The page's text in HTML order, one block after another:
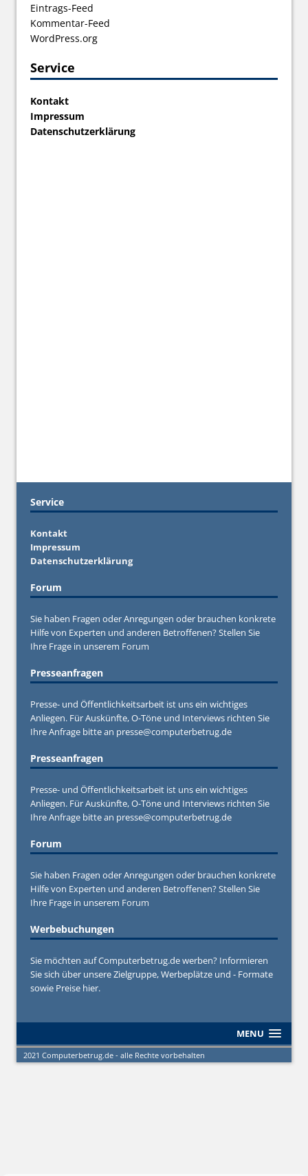
Eintrags-Feed
Kommentar-Feed
WordPress.org
Service
Kontakt
Impressum
Datenschutzerklärung
Service
Kontakt
Impressum
Datenschutzerklärung
Forum
Sie haben Fragen oder Anregungen oder brauchen konkrete
Hilfe von Experten und anderen Betroffenen? Stellen Sie
Ihre Frage in unserem Forum
Presseanfragen
Presse- und Öffentlichkeitsarbeit ist uns ein wichtiges
Anliegen. Für Auskünfte, O-Töne und Interviews richten Sie
Ihre Anfrage bitte an presse@computerbetrug.de
Presseanfragen
Presse- und Öffentlichkeitsarbeit ist uns ein wichtiges
Anliegen. Für Auskünfte, O-Töne und Interviews richten Sie
Ihre Anfrage bitte an presse@computerbetrug.de
Forum
Sie haben Fragen oder Anregungen oder brauchen konkrete
Hilfe von Experten und anderen Betroffenen? Stellen Sie
Ihre Frage in unserem Forum
Werbebuchungen
Sie möchten auf Computerbetrug.de werben? Informieren
Sie sich über unsere Zielgruppe, Werbeplätze und - Formate
sowie Preise hier.
MENU
2021 Computerbetrug.de - alle Rechte vorbehalten